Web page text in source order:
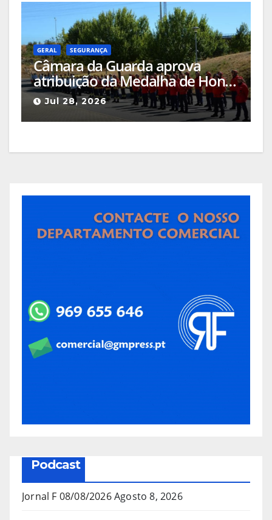
GERAL SEGURANÇA
Câmara da Guarda aprova
atribuição da Medalha de Honra
de Grau Ouro à Associação
Humanitária de Bombeiros
Voluntários da Guarda
Jul 28, 2026
Podcast
Jornal F 08/08/2026Agosto 8, 2026